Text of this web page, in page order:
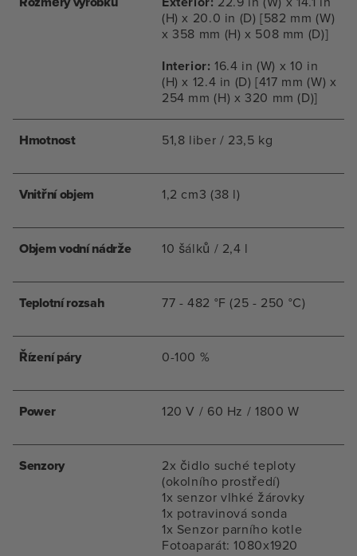
(H) x 20.0 in (D) [582 mm (W)
x 358 mm (H) x 508 mm (D)]
Interior: 16.4 in (W) x 10 in
(H) x 12.4 in (D) [417 mm (W) x
254 mm (H) x 320 mm (D)]
Hmotnost 51,8 liber / 23,5 kg
Vnitřní objem 1,2 cm3 (38 l)
Objem vodní nádrže 10 šálků / 2,4 l
Teplotní rozsah 77 - 482 °F (25 - 250 °C)
Řízení páry 0-100 %
Power 120 V / 60 Hz / 1800 W
Senzory
2x čidlo suché teploty
(okolního prostředí)
1x senzor vlhké žárovky
1x potravinová sonda
1x Senzor parního kotle
Fotoaparát: 1080x1920